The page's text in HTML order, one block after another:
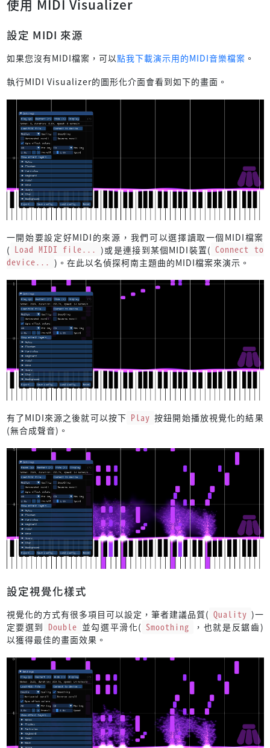
使用 MIDI Visualizer
設定 MIDI 來源
如果您沒有MIDI檔案，可以點我下載演示用的MIDI音樂檔案 。
執行MIDI Visualizer的圖形化介面會看到如下的畫面。
一開始要設定好MIDI的來源，我們可以選擇讀取一個MIDI檔案
( Load MIDI file... )或是連接到某個MIDI裝置( Connect to
device... )。在此以名偵探柯南主題曲的MIDI檔案來演示。
有了MIDI來源之後就可以按下 Play 按鈕開始播放視覺化的結果
(無合成聲音)。
設定視覺化樣式
視覺化的方式有很多項目可以設定，筆者建議品質( Quality )一
定要選到 Double 並勾選平滑化( Smoothing
，也就是反鋸齒)
以獲得最佳的畫面效果。